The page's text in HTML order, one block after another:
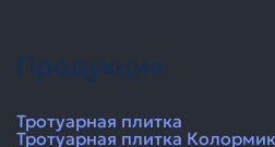
Продукция
Тротуарная плитка
Тротуарная плитка